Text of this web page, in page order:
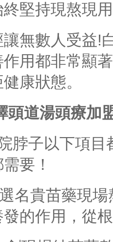
堅持現熬現
無數人受益!
用都非常顯
康狀態。
頭道湯頭療加
脖子以下項
要！
名貴苗藥現
的作用，從